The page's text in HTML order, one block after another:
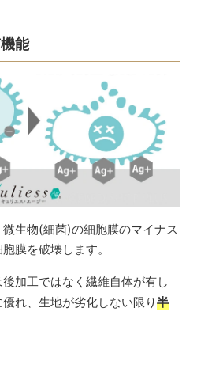
能
生物(細菌)の細胞膜のマイナス
膜を破壊します。
加工ではなく繊維自体が有し
れ、生地が劣化しない限り半